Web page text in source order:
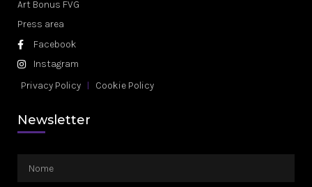
Art Bonus FVG
Press area
Facebook
Instagram
Privacy Policy
Cookie Policy
Newsletter